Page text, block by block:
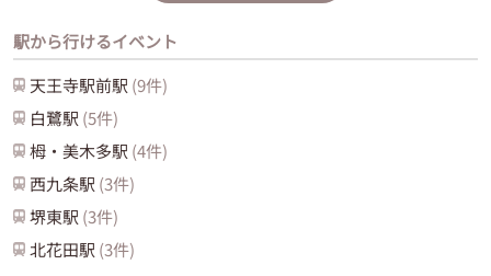
駅から行けるイベント
天王寺駅前駅 (9件)
白鷺駅 (5件)
栂・美木多駅 (4件)
西九条駅 (3件)
堺東駅 (3件)
北花田駅 (3件)